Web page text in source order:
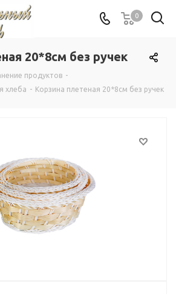
0
20*8см без ручек
продуктов -
хлеба - Корзина плетеная 20*8см без ручек